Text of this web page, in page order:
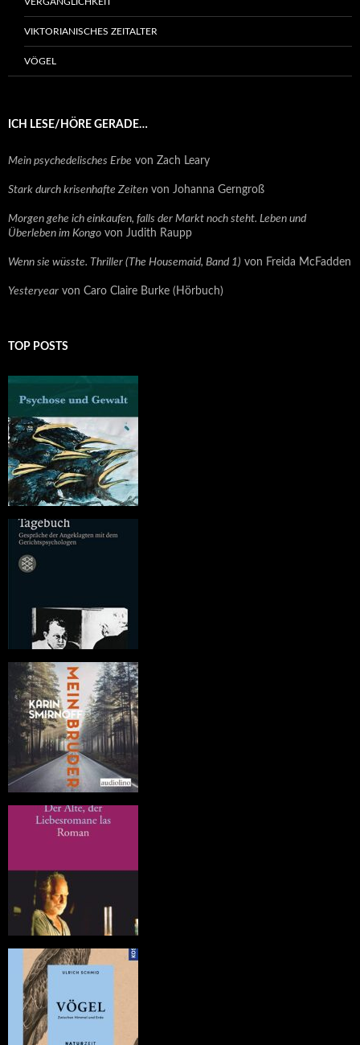
VIKTORIANISCHES ZEITALTER
VÖGEL
ICH LESE/HÖRE GERADE…
Mein psychedelisches Erbe von Zach Leary
Stark durch krisenhafte Zeiten von Johanna Gerngroß
Morgen gehe ich einkaufen, falls der Markt noch steht. Leben und
Überleben im Kongo von Judith Raupp
Wenn sie wüsste. Thriller (The Housemaid, Band 1) von Freida McFadden
Yesteryear von Caro Claire Burke (Hörbuch)
TOP POSTS